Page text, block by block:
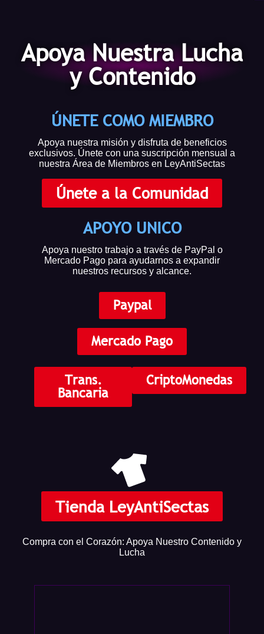
Apoya Nuestra Lucha
y Contenido
ÚNETE COMO MIEMBRO
Apoya nuestra misión y disfruta de beneficios
exclusivos. Únete con una suscripción mensual a
nuestra Área de Miembros en LeyAntiSectas
Únete a la Comunidad
APOYO UNICO
Apoya nuestro trabajo a través de PayPal o
Mercado Pago para ayudarnos a expandir
nuestros recursos y alcance.
Paypal
Mercado Pago
Trans.
Bancaria
CriptoMonedas
Tienda LeyAntiSectas
Compra con el Corazón: Apoya Nuestro Contenido y
Lucha